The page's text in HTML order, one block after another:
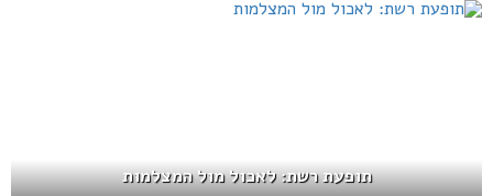
תופעת רשת: לאכול מול המצלמות